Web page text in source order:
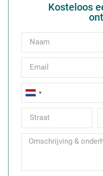
Kosteloos
Netherlands
+31